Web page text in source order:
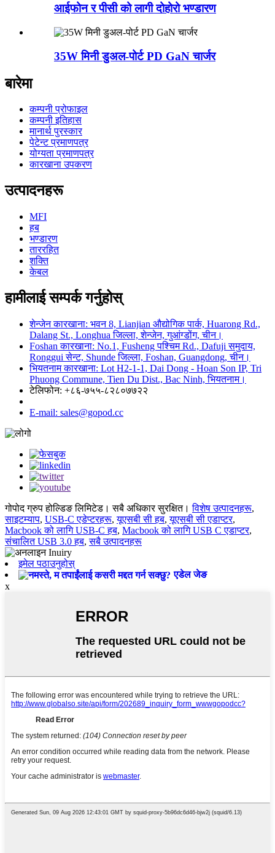
आईफोन र पीसी को लागी दोहोरो भण्डारण
35W मिनी डुअल-पोर्ट PD GaN चार्जर
बारेमा
कम्पनी प्रोफाइल
कम्पनी इतिहास
मानार्थ पुरस्कार
पेटेन्ट प्रमाणपत्र
योग्यता प्रमाणपत्र
कारखाना उपकरण
उत्पादनहरू
MFI
हब
भण्डारण
ताररहित
शक्ति
केबल
हामीलाई सम्पर्क गर्नुहोस्
शेन्जेन कारखाना: भवन 8, Lianjian औद्योगिक पार्क, Huarong Rd.,
Dalang St., Longhua जिल्ला, शेन्जेन, गुआंग्डोंग, चीन।
Foshan कारखाना: No.1, Fusheng पश्चिम Rd., Dafuji समुदाय,
Ronggui सेन्ट, Shunde जिल्ला, Foshan, Guangdong, चीन।
भियतनाम कारखाना: Lot H2-1-1, Dai Dong - Hoan Son IP, Tri
Phuong Commune, Tien Du Dist., Bac Ninh, भियतनाम।
टेलिफोन: +८६-७५५-८२८०७७२२
E-mail: sales@gopod.cc
गोपोद ग्रुप होल्डिङ लिमिटेड। सबै अधिकार सुरक्षित। विशेष उत्पादनहरू,
साइटम्याप, USB-C एडेप्टरहरू,यूएसबी सी हब,यूएसबी सी एडाप्टर,
Macbook को लागि USB-C हब, Macbook को लागि USB C एडाप्टर,
संचालित USB 3.0 हब,सबै उत्पादनहरू
इमेल पठाउनुहोस्
एडेल जेङ
x